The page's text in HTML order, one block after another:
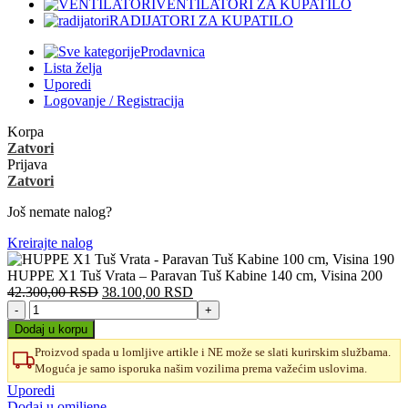
VENTILATORI ZA KUPATILO
RADIJATORI ZA KUPATILO
Prodavnica
Lista želja
Uporedi
Logovanje / Registracija
Korpa
Zatvori
Prijava
Zatvori
Još nemate nalog?
Kreirajte nalog
HUPPE X1 Tuš Vrata – Paravan Tuš Kabine 140 cm, Visina 200
42.300,00RSD Originalna
je
bila:
42.300,00 RSD.
38.100,00 RSD
cena
je:
38.100,00 RSD.
HUPPE
X1
Tuš
Vrata
–
Paravan
Dodaj u korpu
Proizvod spada u lomljive artikle i NE može se slati kurirskim službama.
Moguća je samo isporuka našim vozilima prema važećim uslovima.
Uporedi